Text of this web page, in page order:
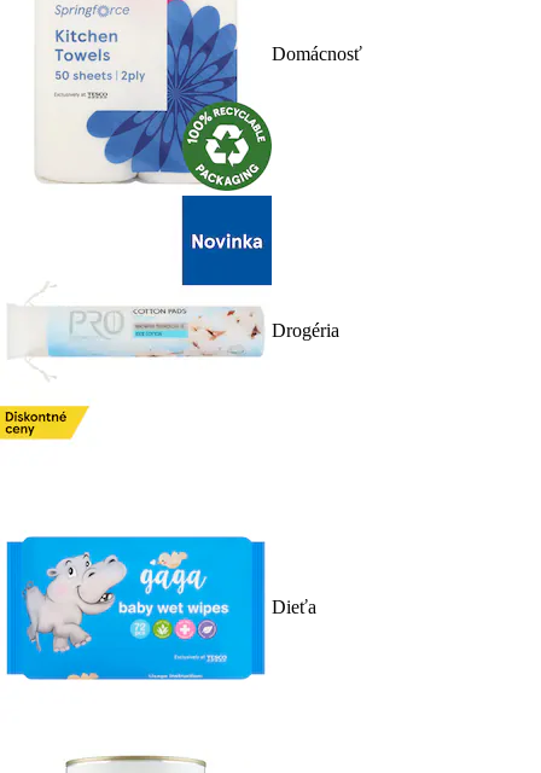
Domácnosť
Drogéria
Dieťa